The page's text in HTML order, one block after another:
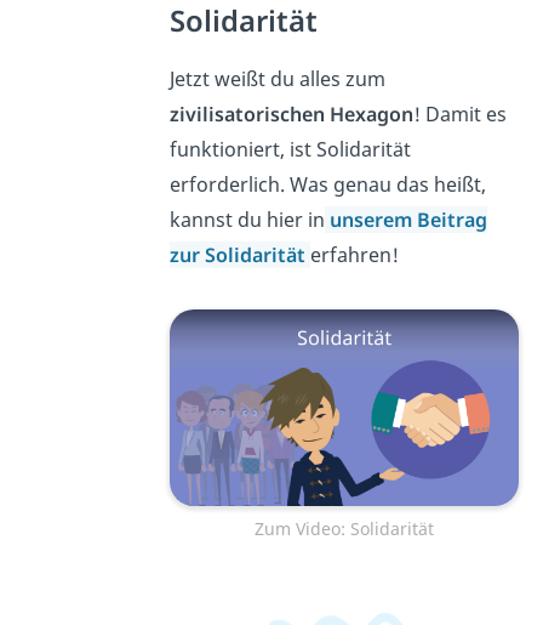
Solidarität
Jetzt weißt du alles zum
zivilisatorischen Hexagon! Damit es
funktioniert, ist Solidarität
erforderlich. Was genau das heißt,
kannst du hier in unserem Beitrag
zur Solidarität erfahren!
Zum Video: Solidarität